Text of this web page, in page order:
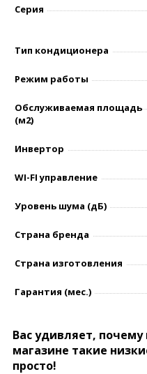
Серия
Тип кондиционера
Режим работы
Обслуживаемая площадь
(м2)
Инвертор
WI-FI управление
Уровень шумa (дБ)
Страна бренда
Страна изготовления
Гарантия (мес.)
Вас удивляет,
магазине такие
просто!